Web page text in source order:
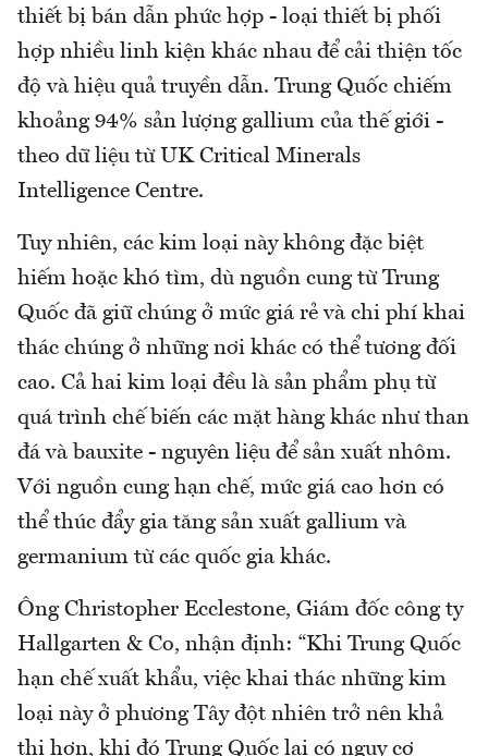
thiết bị bán dẫn phức hợp - loại thiết bị phối
hợp nhiều linh kiện khác nhau để cải thiện tốc
độ và hiệu quả truyền dẫn. Trung Quốc chiếm
khoảng 94% sản lượng gallium của thế giới -
theo dữ liệu từ UK Critical Minerals
Intelligence Centre.
Tuy nhiên, các kim loại này không đặc biệt
hiếm hoặc khó tìm, dù nguồn cung từ Trung
Quốc đã giữ chúng ở mức giá rẻ và chi phí khai
thác chúng ở những nơi khác có thể tương đối
cao. Cả hai kim loại đều là sản phẩm phụ từ
quá trình chế biến các mặt hàng khác như than
đá và bauxite - nguyên liệu để sản xuất nhôm.
Với nguồn cung hạn chế, mức giá cao hơn có
thể thúc đẩy gia tăng sản xuất gallium và
germanium từ ​​các quốc gia khác.
Ông Christopher Ecclestone, Giám đốc công ty
Hallgarten & Co, nhận định: “Khi Trung Quốc
hạn chế xuất khẩu, việc khai thác những kim
loại này ở phương Tây đột nhiên trở nên khả
thi hơn, khi đó Trung Quốc lại có nguy cơ